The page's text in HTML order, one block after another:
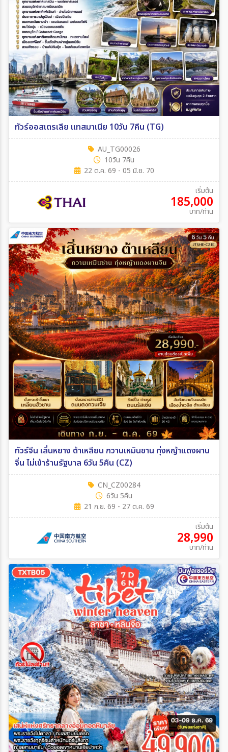
ทัวร์ออสเตรเลีย แทสมาเนีย 10วัน 7คืน (TG)
AU_TG00026
10วัน 7คืน
22 ต.ค. 69 - 05 มิ.ย. 70
เริ่มต้น
185,000
บาท/ท่าน
ทัวร์จีน เสิ่นหยาง ต้าเหลียน กวานเหมินซาน ทุ่งหญ้าแดงผาน
จิ่น ไม่เข้าร้านรัฐบาล 6วัน 5คืน (CZ)
CN_CZ00284
6วัน 5คืน
21 ก.ย. 69 - 27 ต.ค. 69
เริ่มต้น
28,990
บาท/ท่าน